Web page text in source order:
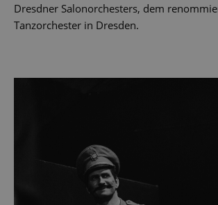
Dresdner Salonorchesters, dem
Tanzorchester in Dresden.